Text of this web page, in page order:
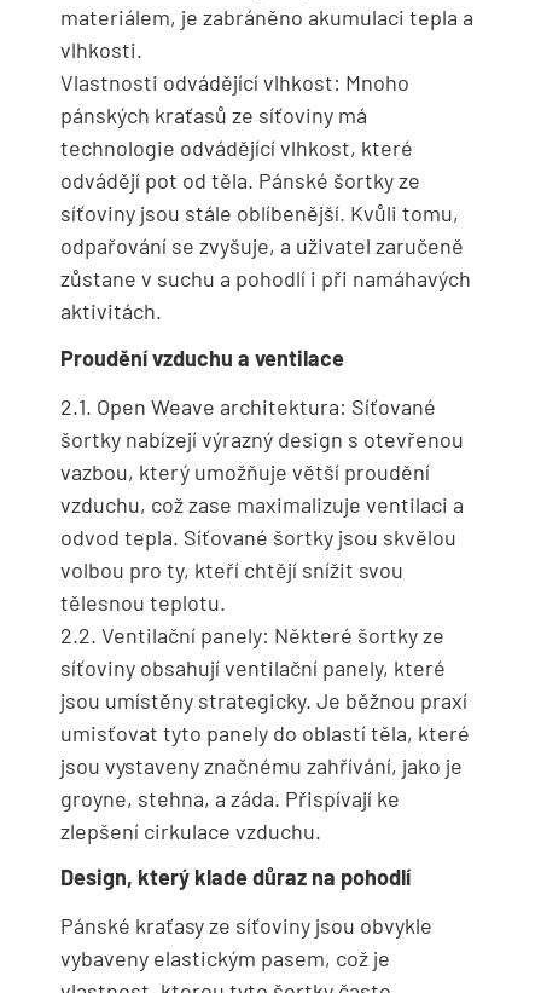
materiálem, je zabráněno akumulaci tepla a
vlhkosti.
Vlastnosti odvádějící vlhkost: Mnoho
pánských kraťasů ze síťoviny má
technologie odvádějící vlhkost, které
odvádějí pot od těla. Pánské šortky ze
síťoviny jsou stále oblíbenější. Kvůli tomu,
odpařování se zvyšuje, a uživatel zaručeně
zůstane v suchu a pohodlí i při namáhavých
aktivitách.
Proudění vzduchu a ventilace
2.1. Open Weave architektura: Síťované
šortky nabízejí výrazný design s otevřenou
vazbou, který umožňuje větší proudění
vzduchu, což zase maximalizuje ventilaci a
odvod tepla. Síťované šortky jsou skvělou
volbou pro ty, kteří chtějí snížit svou
tělesnou teplotu.
2.2. Ventilační panely: Některé šortky ze
síťoviny obsahují ventilační panely, které
jsou umístěny strategicky. Je běžnou praxí
umisťovat tyto panely do oblastí těla, které
jsou vystaveny značnému zahřívání, jako je
groyne, stehna, a záda. Přispívají ke
zlepšení cirkulace vzduchu.
Design, který klade důraz na pohodlí
Pánské kraťasy ze síťoviny jsou obvykle
vybaveny elastickým pasem, což je